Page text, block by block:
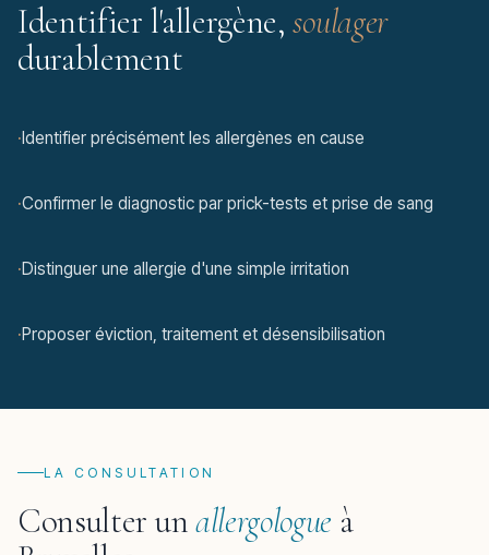
Identifier l'allergène,soulager
durablement
·Identifier précisément les allergènes en cause
·Confirmer le diagnostic par prick-tests et prise de sang
·Distinguer une allergie d'une simple irritation
·Proposer éviction, traitement et désensibilisation
LA CONSULTATION
Consulter unallergologue à